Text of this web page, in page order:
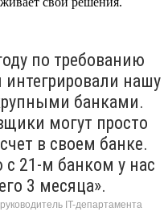
по требованию
интегрировали нашу
банками.
могут просто
в своем банке.
с 21-м банком у нас
3 месяца».
IT-департамента